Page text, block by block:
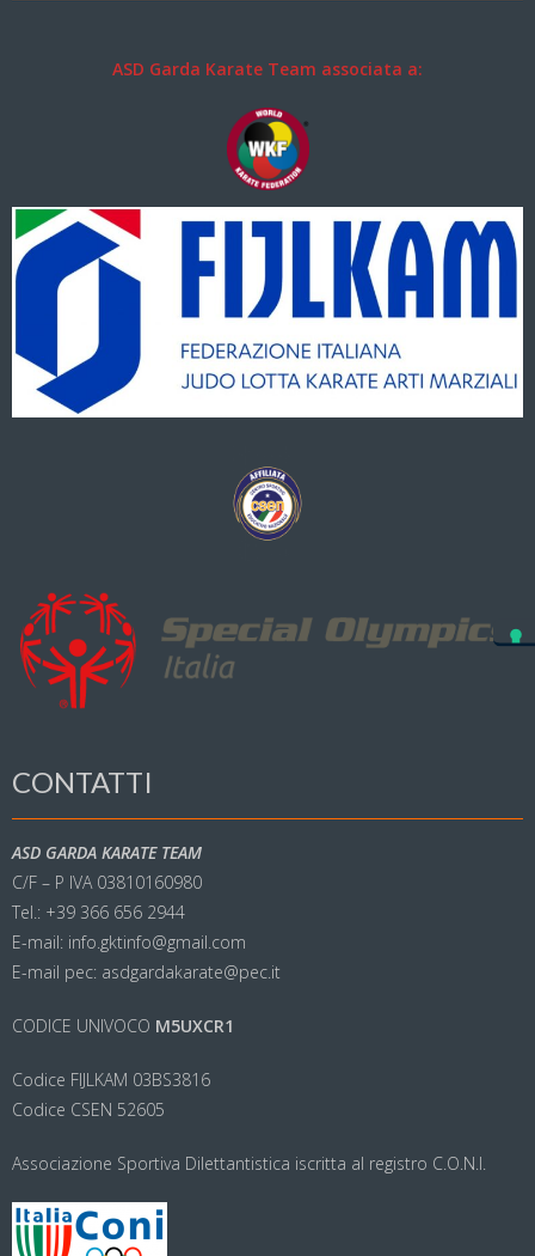
ASD Garda Karate Team associata a:
CONTATTI
ASD GARDA KARATE TEAM
C/F – P IVA 03810160980
Tel.: +39 366 656 2944
E-mail: info.gktinfo@gmail.com
E-mail pec: asdgardakarate@pec.it
CODICE UNIVOCO M5UXCR1
Codice FIJLKAM 03BS3816
Codice CSEN 52605
Associazione Sportiva Dilettantistica iscritta al registro C.O.N.I.